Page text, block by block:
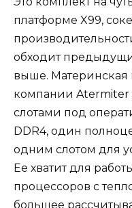
платформе X99,
обходит
выше. Материнская
компании Atermiter
слотами под
DDR4, один
одним слотом для
Ее хватит для
процессоров с
большее